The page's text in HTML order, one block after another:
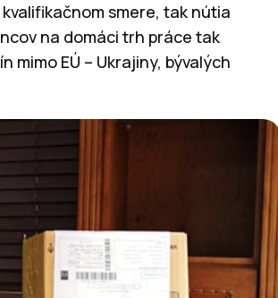
smere, tak nútia
na domáci trh práce tak
EÚ – Ukrajiny, bývalých